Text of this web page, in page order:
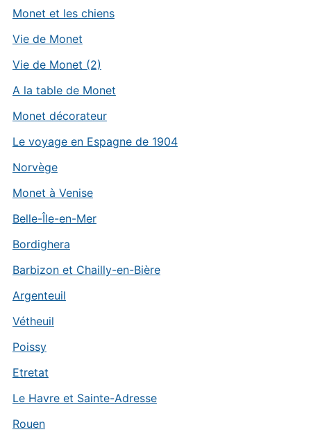
Monet et les chiens
Vie de Monet
Vie de Monet (2)
A la table de Monet
Monet décorateur
Le voyage en Espagne de 1904
Norvège
Monet à Venise
Belle-Île-en-Mer
Bordighera
Barbizon et Chailly-en-Bière
Argenteuil
Vétheuil
Poissy
Etretat
Le Havre et Sainte-Adresse
Rouen